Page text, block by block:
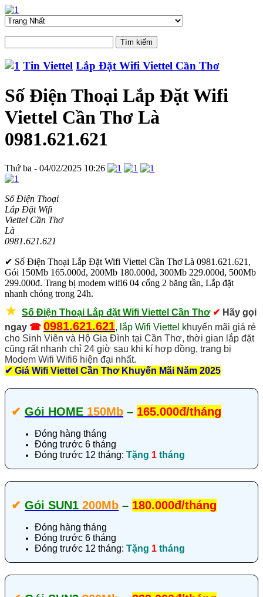
Tin Viettel Lắp Đặt Wifi Viettel Cần Thơ
Số Điện Thoại Lắp Đặt Wifi
Viettel Cần Thơ Là
0981.621.621
Thứ ba - 04/02/2025 10:26
Số Điện Thoại
Lắp Đặt Wifi
Viettel Cần Thơ
Là
0981.621.621
✔ Số Điện Thoại Lắp Đặt Wifi Viettel Cần Thơ Là 0981.621.621,
Gói 150Mb 165.000đ, 200Mb 180.000đ, 300Mb 229.000đ, 500Mb
299.000đ. Trang bị modem wifi6 04 cổng 2 băng tần, Lắp đặt
nhanh chóng trong 24h.
★ Số Điện Thoại Lắp đặt Wifi Viettel Cần Thơ ✔ Hãy gọi
ngay ☎ 0981.621.621, lắp Wifi Viettel khuyến mãi giá rẻ
cho Sinh Viên và Hộ Gia Đình tại Cần Thơ, thời gian lắp đặt
cũng rất nhanh chỉ 24 giờ sau khi kí hợp đồng, trang bị
Modem Wifi Wifi6 hiện đại nhất.
✔ Giá Wifi Viettel Cần Thơ Khuyến Mãi Năm 2025
✔‎ Gói HOME 150Mb – 165.000đ/tháng
Đóng hàng tháng
Đóng trước 6 tháng
Đóng trước 12 tháng: Tặng 1 tháng
✔‎ Gói SUN1 200Mb – 180.000đ/tháng
Đóng hàng tháng
Đóng trước 6 tháng
Đóng trước 12 tháng: Tặng 1 tháng